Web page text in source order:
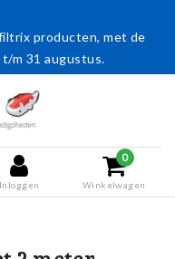
producten, met de
m 31 augustus.
Inloggen
0
Winkelwagen